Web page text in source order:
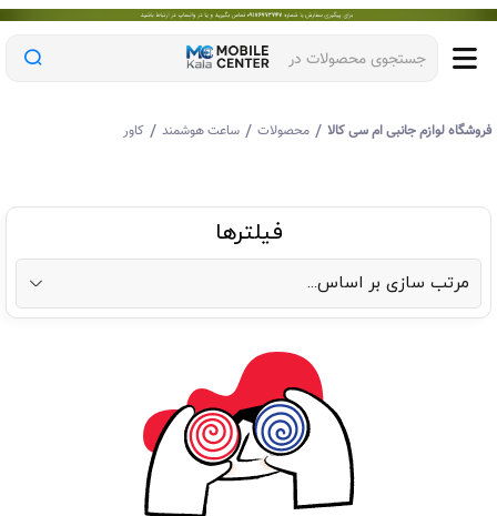
جستجوی محصولات در
لوازم جانبی ام سی کالا / محصولات / ساعت هوشمند / کاور
فیلترها